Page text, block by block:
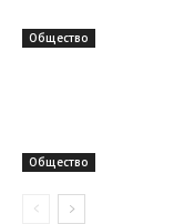
Общество
Общество